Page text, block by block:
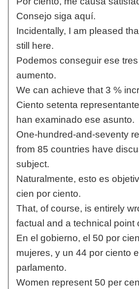
Consejo siga aquí.
Incidentally, I am pleased
still here.
Podemos conseguir ese
aumento.
We can achieve that 3 %
Ciento setenta
han examinado ese asunto.
One-hundred-and-seventy
from 85 countries have
subject.
Naturalmente, esto es
cien por ciento.
That, of course, is entirely
factual and a technical point
En el gobierno, el 50 por
mujeres, y un 44 por ciento
parlamento.
Women represent 50 per